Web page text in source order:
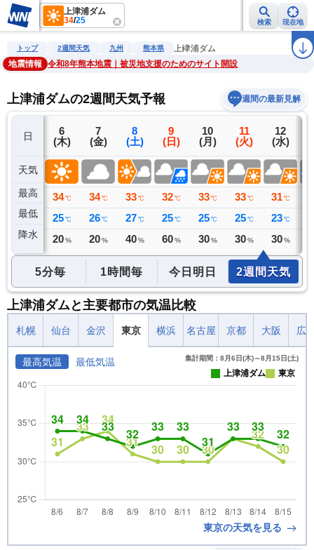
上津浦ダム
34/25 検索 現在地
雨雲レーダー 台風情報 地震情報 警報・注意報 ラ
トップ 2週間天気 九州 熊本県
上津浦ダム
地震情報
令和8年熊本地震｜被災地支援のためのサイト開設
上津浦ダムの2週間天気予報 週間の最新見解
日
天気
最高
最低
降水
5
(水)
36 ℃
25 ℃
4 ミリ
6
(木)
34 ℃
25 ℃
20 %
7
(金)
34 ℃
26 ℃
20 %
8
(土)
33 ℃
27 ℃
40 %
9
(日)
32 ℃
25 ℃
60 %
10
(月)
33 ℃
25 ℃
30 %
11
(火)
33 ℃
25 ℃
30 %
12
(水)
31 ℃
23 ℃
30 %
5分毎 1時間毎 今日明日 2週間天気
上津浦ダムと主要都市の気温比較
札幌 仙台 金沢 東京 横浜 名古屋 京都 大阪 広
最高気温 最低気温 集計期間：8月6日(木)～8月15日(土)
上津浦ダム 東京
東京の天気を見る